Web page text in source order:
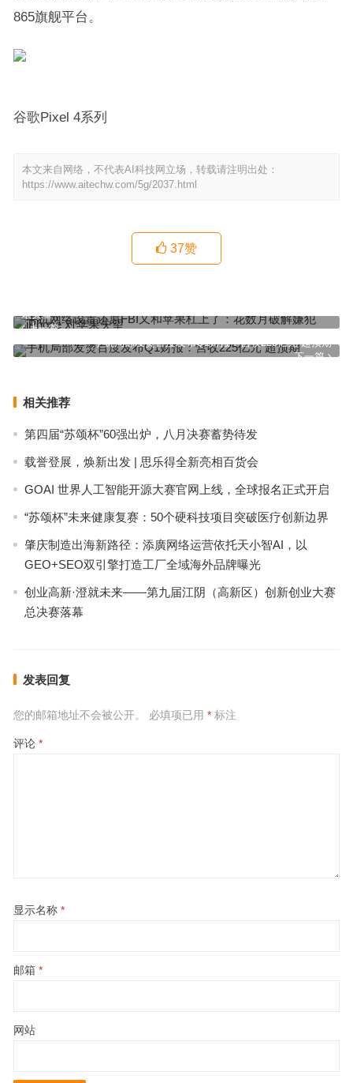
865旗舰平台。
谷歌Pixel 4系列
本文来自网络，不代表AI科技网立场，转载请注明出处：
https://www.aitechw.com/5g/2037.html
37赞
上一篇
果失望
下一篇
手机局部发烫百度发布Q1财报：营收225亿元 超预期
相关推荐
第四届“苏颂杯”60强出炉，八月决赛蓄势待发
载誉登展，焕新出发 | 思乐得全新亮相百货会
GOAI 世界人工智能开源大赛官网上线，全球报名正式开启
“苏颂杯”未来健康复赛：50个硬科技项目突破医疗创新边界
肇庆制造出海新路径：添廣网络运营依托天小智AI，以
GEO+SEO双引擎打造工厂全域海外品牌曝光
创业高新·澄就未来——第九届江阴（高新区）创新创业大赛
总决赛落幕
发表回复
您的邮箱地址不会被公开。 必填项已用 *标注
评论 *
显示名称 *
邮箱 *
网站